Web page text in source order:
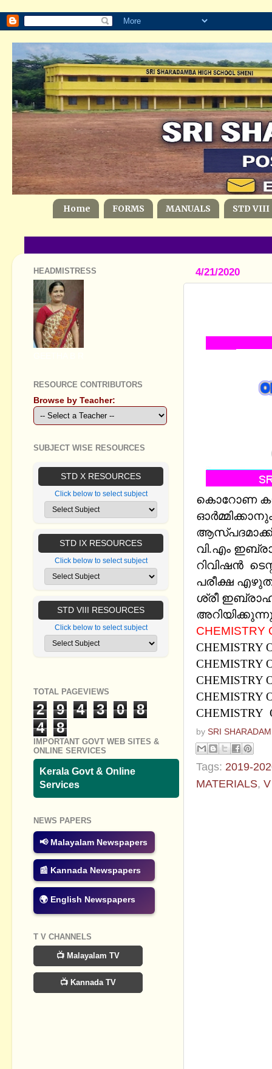
Home FORMS MANUALS STD VIII
4/21/2020
കൊറോണ
വി.എം
റിവിഷന്‍
പരീക്ഷ
ശ്രീ
CHEMISTRY
CHEMISTRY
CHEMISTRY
CHEMISTRY
CHEMISTRY
CHEMISTRY
by SRI
Tags: 2019-
MATERIALS,
HEADMISTRESS
RESOURCE CONTRIBUTORS
Browse by Teacher:
SUBJECT WISE RESOURCES
STD X RESOURCES
Click below to select subject
STD IX RESOURCES
Click below to select subject
STD VIII RESOURCES
Click below to select subject
TOTAL PAGEVIEWS
2 9 4 3 0
8
4
8
IMPORTANT GOVT WEB SITES &
ONLINE SERVICES
Kerala Govt & Online
Services
NEWS PAPERS
📢 Malayalam Newspapers
📰 Kannada Newspapers
🌍 English Newspapers
T V CHANNELS
📺 Malayalam TV
📺 Kannada TV